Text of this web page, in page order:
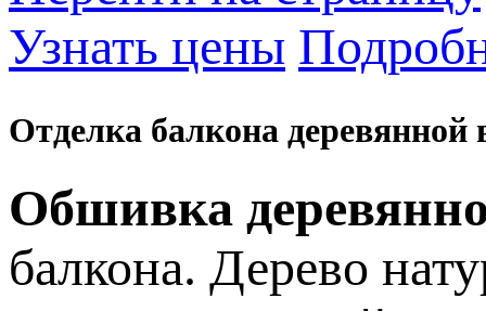
Узнать цены
Отделка балкона деревянной
Обшивка
балкона. Дерево